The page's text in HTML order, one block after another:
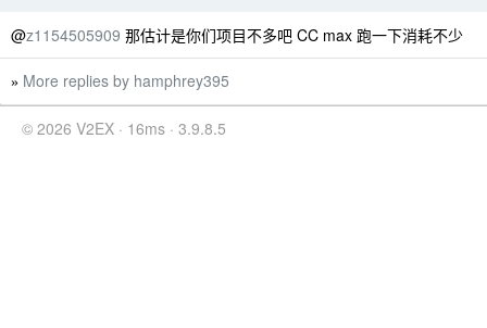
@z1154505909 那估计是你们项目不多吧 CC max 跑一下消耗不少
» More replies by hamphrey395
© 2026 V2EX · 16ms · 3.9.8.5